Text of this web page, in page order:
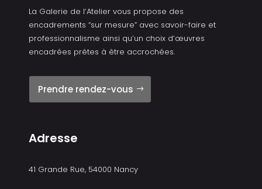
La Galerie de l’Atelier vous propose des
encadrements “sur mesure” avec savoir-faire et
professionnalisme ainsi qu’un choix d’œuvres
encadrées prêtes à être accrochées.
Prendre rendez-vous
Adresse
41 Grande Rue, 54000 Nancy